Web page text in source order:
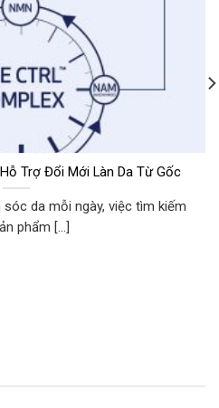
Trợ Đổi Mới Làn Da Từ Gốc
da mỗi ngày, việc tìm kiếm
phẩm [...]